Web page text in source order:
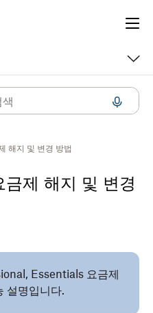
해지 및 변경 방법
제 해지 및 변경
Essentials 요금제
설명입니다.